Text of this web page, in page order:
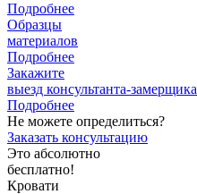
Подробнее
Образцы
материалов
Подробнее
Закажите
выезд консультанта-замерщика
Подробнее
Не можете определиться?
Заказать консультацию
Это абсолютно
бесплатно!
Кровати